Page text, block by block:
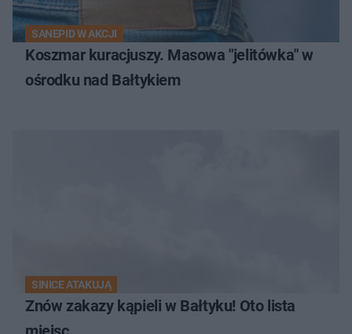
SANEPID W AKCJI
Koszmar kuracjuszy. Masowa "jelitówka" w
ośrodku nad Bałtykiem
SINICE ATAKUJĄ
Znów zakazy kąpieli w Bałtyku! Oto lista